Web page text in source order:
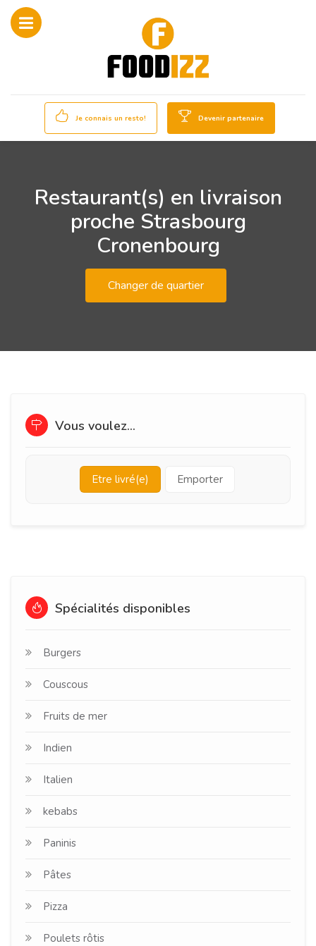
Je connais un resto! Devenir partenaire
Restaurant(s) en livraison
proche Strasbourg
Cronenbourg
Changer de quartier
Vous voulez...
Etre livré(e) Emporter
Spécialités disponibles
Burgers
Couscous
Fruits de mer
Indien
Italien
kebabs
Paninis
Pâtes
Pizza
Poulets rôtis